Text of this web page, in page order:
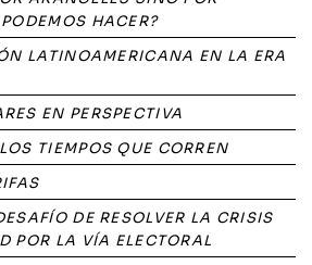
HACER?
LATINOAMERICANA EN LA ERA
EN PERSPECTIVA
TIEMPOS QUE CORREN
DE RESOLVER LA CRISIS
POR LA VÍA ELECTORAL